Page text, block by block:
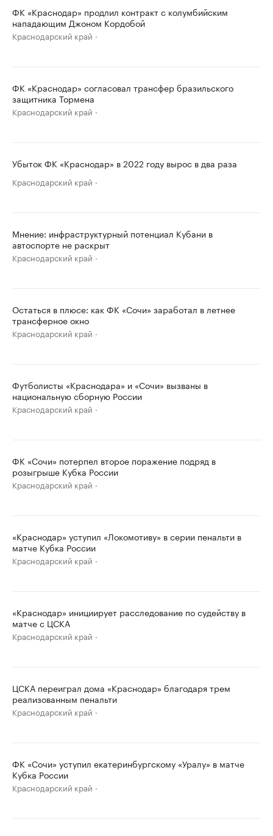
ФК «Краснодар» продлил контракт с колумбийским
нападающим Джоном Кордобой
Краснодарский край
ФК «Краснодар» согласовал трансфер бразильского
защитника Тормена
Краснодарский край
Убыток ФК «Краснодар» в 2022 году вырос в два раза
Краснодарский край
Мнение: инфраструктурный потенциал Кубани в
автоспорте не раскрыт
Краснодарский край
Остаться в плюсе: как ФК «Сочи» заработал в летнее
трансферное окно
Краснодарский край
Футболисты «Краснодара» и «Сочи» вызваны в
национальную сборную России
Краснодарский край
ФК «Сочи» потерпел второе поражение подряд в
розыгрыше Кубка России
Краснодарский край
«Краснодар» уступил «Локомотиву» в серии пенальти в
матче Кубка России
Краснодарский край
«Краснодар» инициирует расследование по судейству в
матче с ЦСКА
Краснодарский край
ЦСКА переиграл дома «Краснодар» благодаря трем
реализованным пенальти
Краснодарский край
ФК «Сочи» уступил екатеринбургскому «Уралу» в матче
Кубка России
Краснодарский край